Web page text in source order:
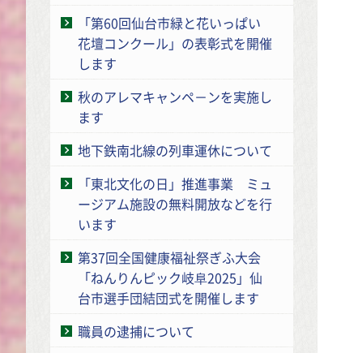
「第60回仙台市緑と花いっぱい
花壇コンクール」の表彰式を開催
します
秋のアレマキャンペ－ンを実施し
ます
地下鉄南北線の列車運休について
「東北文化の日」推進事業 ミュ
ージアム施設の無料開放などを行
います
第37回全国健康福祉祭ぎふ大会
「ねんりんピック岐阜2025」仙
台市選手団結団式を開催します
職員の逮捕について